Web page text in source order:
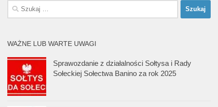
Szukaj:
WAŻNE LUB WARTE UWAGI
Sprawozdanie z działalności Sołtysa i Rady
Sołeckiej Sołectwa Banino za rok 2025